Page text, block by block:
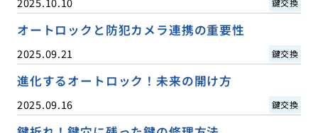
鍵交換
オートロックと防犯カメラ連携の重要性
2025.09.21 鍵交換
進化するオートロック！未来の開け方
2025.09.16 鍵交換